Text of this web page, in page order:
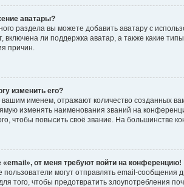
аватары?
раздела вы можете добавить аватару с
включена ли поддержка аватар, а также какие
причин.
изменить его?
именем, отражают количество созданных
изменять наименования званий на
чтобы повысить своё звание. На большинстве
от меня требуют войти на конференцию!
пользователи могут отправлять email-
того, чтобы предотвратить злоупотребления